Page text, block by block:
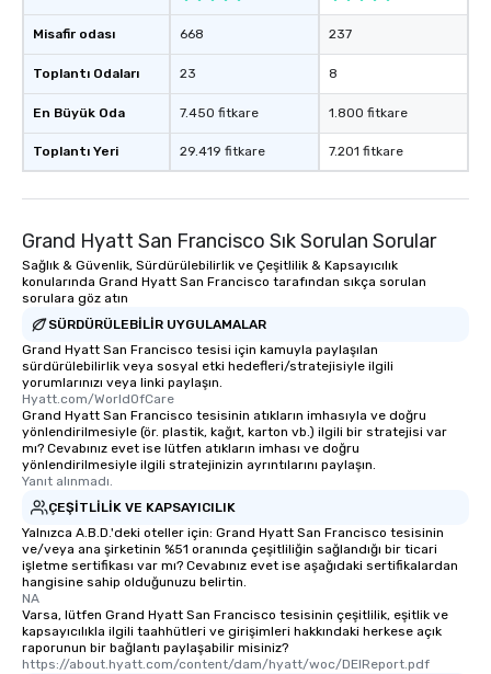
Smacking Foodie
to gather and dine
are special, from the
last. It’s an
will reminisce about
One of the best
experience is
restaurants are within
members a chance
networking
itinerary. You Get a Dinner and a Show
Our tours offer an
entertainment. All
offering engaging
fascinating stories.
interactive
ensuring there is
Different Types of
experiences offer the
Misafir odası
Toplantı Odaları
En Büyük Oda
Toplantı Yeri
668
23
7.450 fitkare
29.419 fitkare
237
8
1.800 fitkare
7.201 fitkare
Grand Hyatt San Francisco Sık Sorulan Sorular
Sağlık & Güvenlik, Sürdürülebilirlik ve Çeşitlilik & Kapsayıcılık
konularında Grand Hyatt San Francisco tarafından sıkça sorulan
sorulara göz atın
SÜRDÜRÜLEBILIR UYGULAMALAR
Grand Hyatt San Francisco tesisi için kamuyla paylaşılan
sürdürülebilirlik veya sosyal etki hedefleri/stratejisiyle ilgili
yorumlarınızı veya linki paylaşın.
Hyatt.com/WorldOfCare
Grand Hyatt San Francisco tesisinin atıkların imhasıyla ve doğru
yönlendirilmesiyle (ör. plastik, kağıt, karton vb.) ilgili bir stratejisi var
mı? Cevabınız evet ise lütfen atıkların imhası ve doğru
yönlendirilmesiyle ilgili stratejinizin ayrıntılarını paylaşın.
Yanıt alınmadı.
ÇEŞITLILIK VE KAPSAYICILIK
Yalnızca A.B.D.'deki oteller için: Grand Hyatt San Francisco tesisinin
ve/veya ana şirketinin %51 oranında çeşitliliğin sağlandığı bir ticari
işletme sertifikası var mı? Cevabınız evet ise aşağıdaki sertifikalardan
hangisine sahip olduğunuzu belirtin.
NA
Varsa, lütfen Grand Hyatt San Francisco tesisinin çeşitlilik, eşitlik ve
kapsayıcılıkla ilgili taahhütleri ve girişimleri hakkındaki herkese açık
raporunun bir bağlantı paylaşabilir misiniz?
https://about.hyatt.com/content/dam/hyatt/woc/DEIReport.pdf